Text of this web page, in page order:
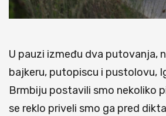
U pauzi između dva putovanja,
bajkeru, putopiscu i pustolovu,
Brmbiju postavili smo nekoliko
se reklo priveli smo ga pred